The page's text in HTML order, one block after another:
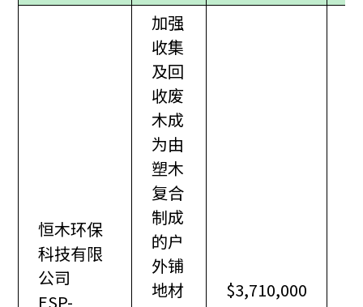
恒木环保
科技有限
公司
ESP-
加强
收集
及回
收废
木成
为由
塑木
复合
制成
的户
外铺
地材
$3,710,000